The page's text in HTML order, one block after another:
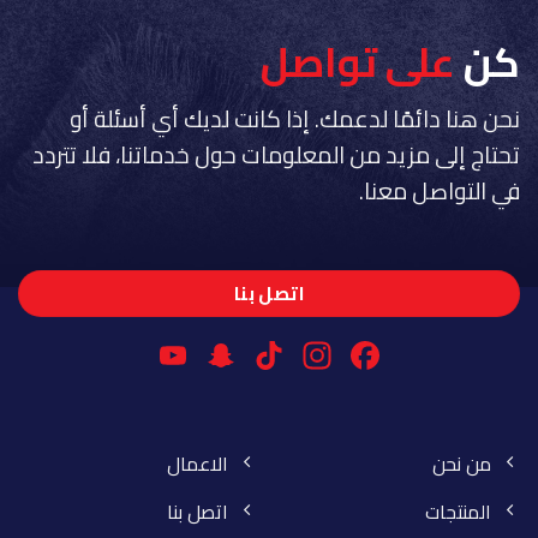
كنعلى تواصل
نحن هنا دائمًا لدعمك. إذا كانت لديك أي أسئلة أو
تحتاج إلى مزيد من المعلومات حول خدماتنا، فلا تتردد
في التواصل معنا.
اتصل بنا
Facebook
Instagram
TikTok
Snapchat
من نحن
المنتجات
الاعمال
اتصل بنا